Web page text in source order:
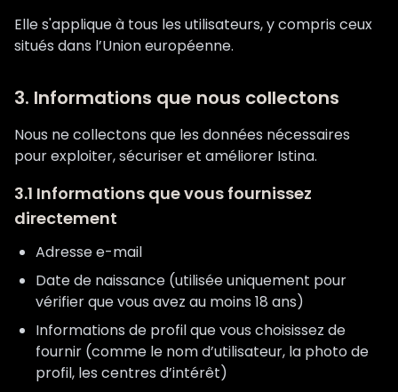
Elle s'applique à tous les utilisateurs, y compris ceux
situés dans l’Union européenne.
3. Informations que nous collectons
Nous ne collectons que les données nécessaires
pour exploiter, sécuriser et améliorer Istina.
3.1 Informations que vous fournissez
directement
Adresse e-mail
Date de naissance (utilisée uniquement pour
vérifier que vous avez au moins 18 ans)
Informations de profil que vous choisissez de
fournir (comme le nom d’utilisateur, la photo de
profil, les centres d’intérêt)